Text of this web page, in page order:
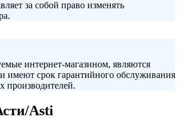
за собой право изменять
интернет-магазином, являются
имеют срок гарантийного обслуживания
производителей.
Asti